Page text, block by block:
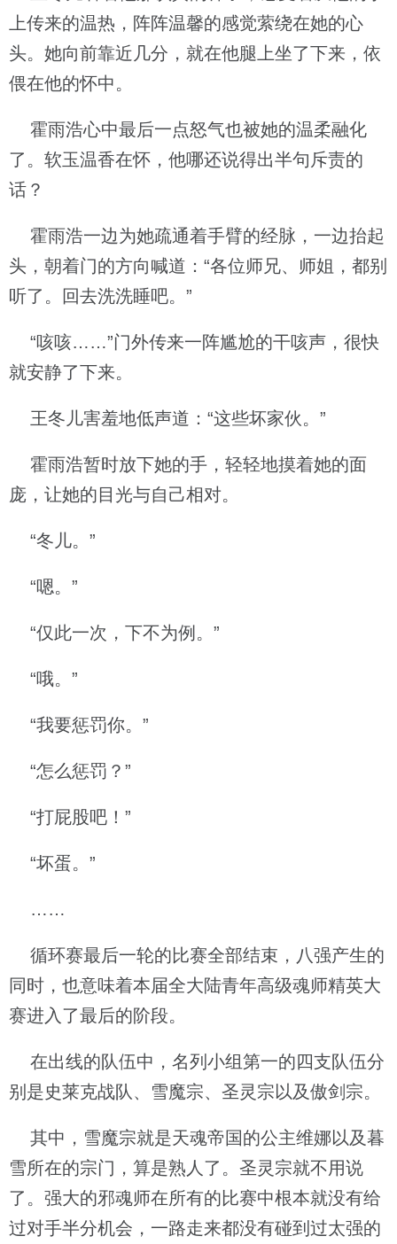
上传来的温热，阵阵温馨的感觉萦绕在她的心
头。她向前靠近几分，就在他腿上坐了下来，依
偎在他的怀中。
霍雨浩心中最后一点怒气也被她的温柔融化
了。软玉温香在怀，他哪还说得出半句斥责的
话？
霍雨浩一边为她疏通着手臂的经脉，一边抬起
头，朝着门的方向喊道：“各位师兄、师姐，都别
听了。回去洗洗睡吧。”
“咳咳……”门外传来一阵尴尬的干咳声，很快
就安静了下来。
王冬儿害羞地低声道：“这些坏家伙。”
霍雨浩暂时放下她的手，轻轻地摸着她的面
庞，让她的目光与自己相对。
“冬儿。”
“嗯。”
“仅此一次，下不为例。”
“哦。”
“我要惩罚你。”
“怎么惩罚？”
“打屁股吧！”
“坏蛋。”
……
循环赛最后一轮的比赛全部结束，八强产生的
同时，也意味着本届全大陆青年高级魂师精英大
赛进入了最后的阶段。
在出线的队伍中，名列小组第一的四支队伍分
别是史莱克战队、雪魔宗、圣灵宗以及傲剑宗。
其中，雪魔宗就是天魂帝国的公主维娜以及暮
雪所在的宗门，算是熟人了。圣灵宗就不用说
了。强大的邪魂师在所有的比赛中根本就没有给
过对手半分机会，一路走来都没有碰到过太强的